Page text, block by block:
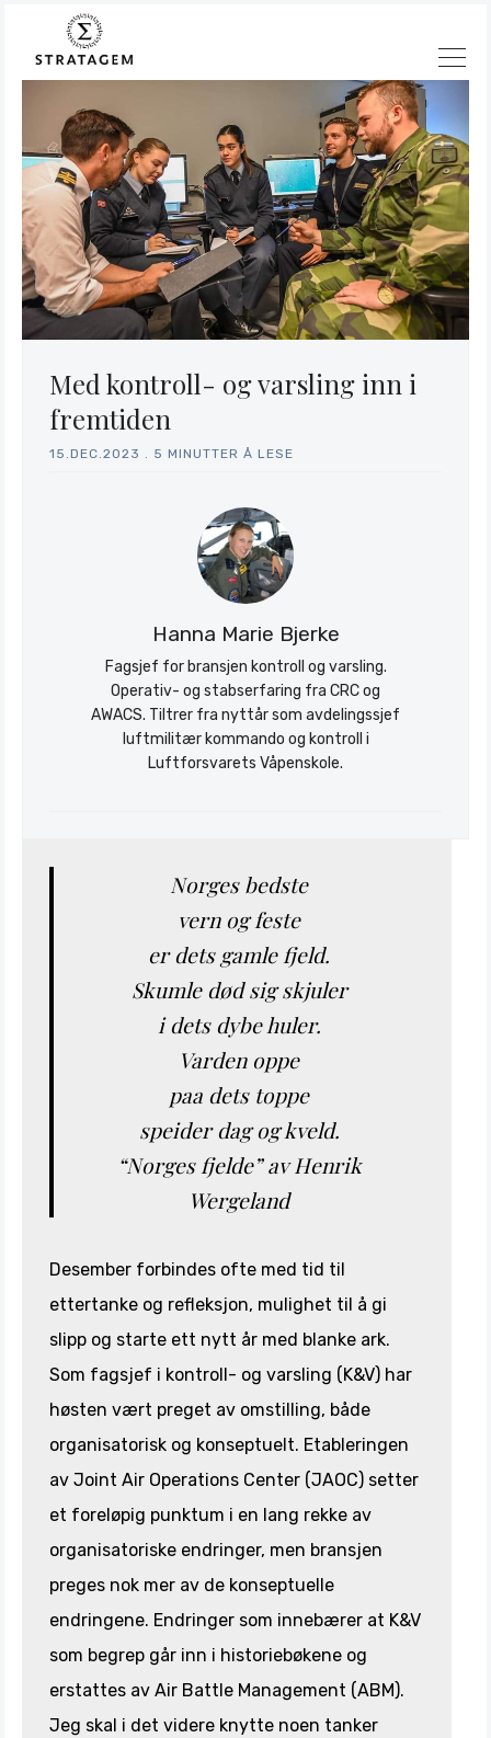
Søk
Med kontroll- og varsling inn i
fremtiden
15.DEC.2023 5 MINUTTER Å LESE
Hanna Marie Bjerke
Fagsjef for bransjen kontroll og varsling.
Operativ- og stabserfaring fra CRC og
AWACS. Tiltrer fra nyttår som avdelingssjef
luftmilitær kommando og kontroll i
Luftforsvarets Våpenskole.
Norges bedste
vern og feste
er dets gamle fjeld.
Skumle død sig skjuler
i dets dybe huler.
Varden oppe
paa dets toppe
speider dag og kveld.
“Norges fjelde” av Henrik
Wergeland
Desember forbindes ofte med tid til
ettertanke og refleksjon, mulighet til å gi
slipp og starte ett nytt år med blanke ark.
Som fagsjef i kontroll- og varsling (K&V) har
høsten vært preget av omstilling, både
organisatorisk og konseptuelt. Etableringen
av Joint Air Operations Center (JAOC) setter
et foreløpig punktum i en lang rekke av
organisatoriske endringer, men bransjen
preges nok mer av de konseptuelle
endringene. Endringer som innebærer at K&V
som begrep går inn i historiebøkene og
erstattes av Air Battle Management (ABM).
Jeg skal i det videre knytte noen tanker